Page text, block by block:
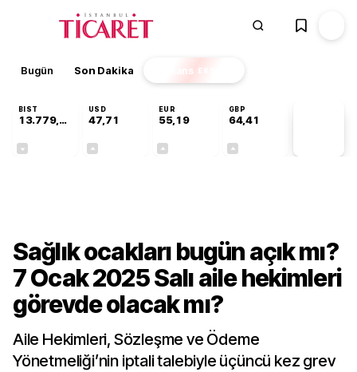
Bugün Son Dakika Finans EKSTRA
BIST
13.779,39
USD
47,71
EUR
55,19
GBP
64,41
Sağlık ocakları bugün açık mı?
7 Ocak 2025 Salı aile hekimleri
görevde olacak mı?
Aile Hekimleri, Sözleşme ve Ödeme
Yönetmeliği’nin iptali talebiyle üçüncü kez grev